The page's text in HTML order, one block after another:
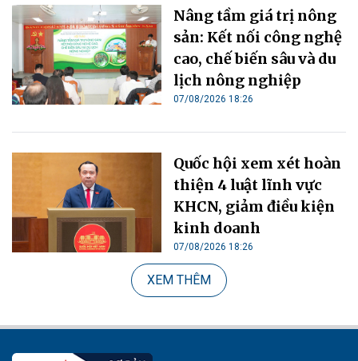
Nâng tầm giá trị nông
sản: Kết nối công nghệ
cao, chế biến sâu và du
lịch nông nghiệp
07/08/2026 18:26
Quốc hội xem xét hoàn
thiện 4 luật lĩnh vực
KHCN, giảm điều kiện
kinh doanh
07/08/2026 18:26
XEM THÊM